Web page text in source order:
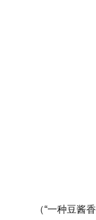
（“一种豆酱香